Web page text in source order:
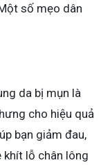
số mẹo dân
da bị mụn là
cho hiệu quả
bạn giảm đau,
lỗ chân lông